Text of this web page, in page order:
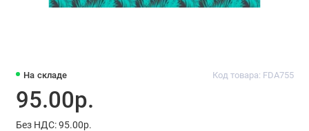
На складе Код товара: FDA755
95.00р.
Без НДС: 95.00р.